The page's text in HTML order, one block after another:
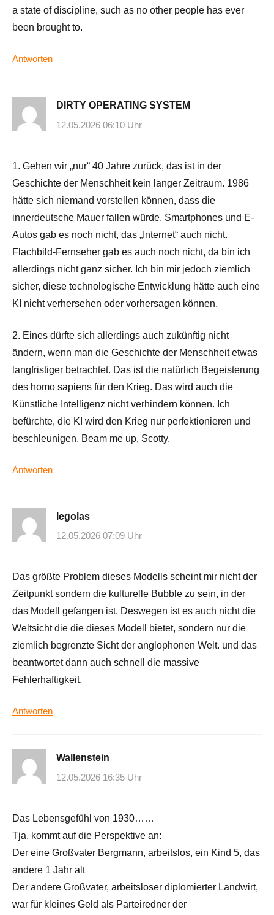
a state of discipline, such as no other people has ever
been brought to.
Antworten
DIRTY OPERATING SYSTEM
12.05.2026 06:10 Uhr
1. Gehen wir „nur“ 40 Jahre zurück, das ist in der
Geschichte der Menschheit kein langer Zeitraum. 1986
hätte sich niemand vorstellen können, dass die
innerdeutsche Mauer fallen würde. Smartphones und E-
Autos gab es noch nicht, das „Internet“ auch nicht.
Flachbild-Fernseher gab es auch noch nicht, da bin ich
allerdings nicht ganz sicher. Ich bin mir jedoch ziemlich
sicher, diese technologische Entwicklung hätte auch eine
KI nicht verhersehen oder vorhersagen können.
2. Eines dürfte sich allerdings auch zukünftig nicht
ändern, wenn man die Geschichte der Menschheit etwas
langfristiger betrachtet. Das ist die natürlich Begeisterung
des homo sapiens für den Krieg. Das wird auch die
Künstliche Intelligenz nicht verhindern können. Ich
befürchte, die KI wird den Krieg nur perfektionieren und
beschleunigen. Beam me up, Scotty.
Antworten
legolas
12.05.2026 07:09 Uhr
Das größte Problem dieses Modells scheint mir nicht der
Zeitpunkt sondern die kulturelle Bubble zu sein, in der
das Modell gefangen ist. Deswegen ist es auch nicht die
Weltsicht die die dieses Modell bietet, sondern nur die
ziemlich begrenzte Sicht der anglophonen Welt. und das
beantwortet dann auch schnell die massive
Fehlerhaftigkeit.
Antworten
Wallenstein
12.05.2026 16:35 Uhr
Das Lebensgefühl von 1930……
Tja, kommt auf die Perspektive an:
Der eine Großvater Bergmann, arbeitslos, ein Kind 5, das
andere 1 Jahr alt
Der andere Großvater, arbeitsloser diplomierter Landwirt,
war für kleines Geld als Parteiredner der